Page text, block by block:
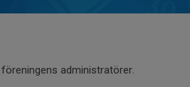
administratörer.